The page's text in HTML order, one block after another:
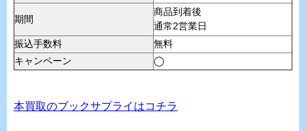
期間
商品到着後
通常2営業日
振込手数料
無料
キャンペーン
◯
本買取のブックサプライはコチラ